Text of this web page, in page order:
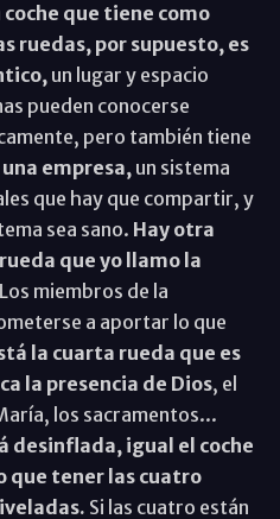
que tiene como
ruedas, por supuesto, es
un lugar y espacio
pueden conocerse
pero también tiene
empresa,un sistema
que hay que compartir, y
sea sano. Hay otra
que yo llamo la
Los miembros de la
a aportar lo que
la cuarta rueda que es
la presencia de Dios, el
los sacramentos...
desinflada, igual el coche
que tener las cuatro
Si las cuatro están